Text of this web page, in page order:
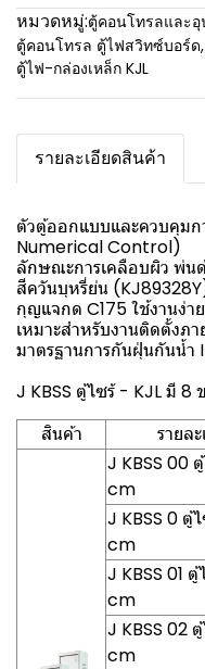
หมวดหมู่:ตู้คอนโทรลและ
ตู้คอนโทรล ตู้ไฟสวิทซ์บอร์ด,
ตู้ไฟ-กล่องเหล็ก KJL
รายละเอียดสินค้า
ตัวตู้ออกแบบและควบคุม
Numerical Control)
ลักษณะการเคลือบผิว พ่
สีควันบุหรี่ย่น
กุญแจกด C175 ใช้งานง่า
เหมาะสำหรับงานติดตั้งภา
มาตรฐานการกันฝุ่นกันน้ำ
J KBSS ตู้ไซร้ - KJL มี 8
สินค้า
รายล
J KBSS 00
cm
J KBSS 0 ตู้
cm
J KBSS 01
cm
J KBSS 02
cm